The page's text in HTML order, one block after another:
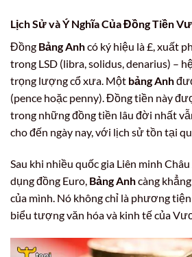
Lịch Sử và Ý Nghĩa Của Đồng Tiền
Đồng Bảng Anhcó ký hiệu là £, xuất
trong LSD (libra, solidus, denarius) –
trọng lượng cổ xưa. Một bảng Anh
(pence hoặc penny). Đồng tiền này
trong những đồng tiền lâu đời nhất
cho đến ngày nay, với lịch sử tồn tại
Sau khi nhiều quốc gia Liên minh
dụng đồng Euro, Bảng Anhcàng
của mình. Nó không chỉ là phương
biểu tượng văn hóa và kinh tế của